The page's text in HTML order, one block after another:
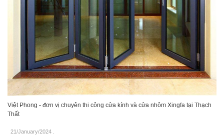
Việt Phong - đơn vị chuyên thi công cửa kính và cửa nhôm Xingfa tại Thạch
Thất
21/January/2024